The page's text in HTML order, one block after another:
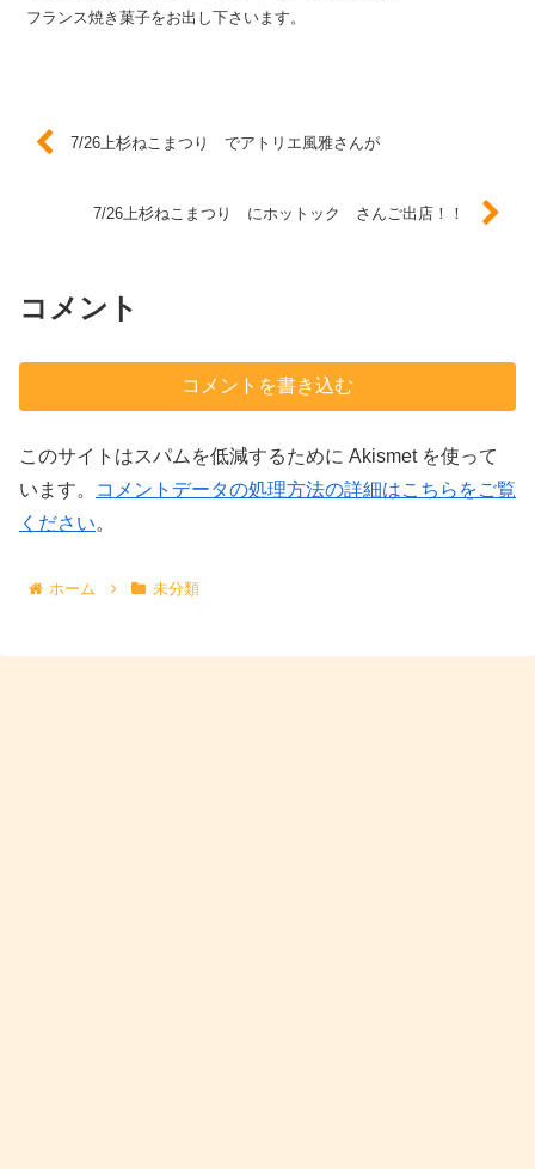
フランス焼き菓子をお出し下さいます。
7/26上杉ねこまつり でアトリエ風雅さんが
7/26上杉ねこまつり にホットック さんご出店！！
コメント
コメントを書き込む
このサイトはスパムを低減するために Akismet を使って
います。
コメントデータの処理方法の詳細はこちらをご覧
ください。
ホーム 未分類